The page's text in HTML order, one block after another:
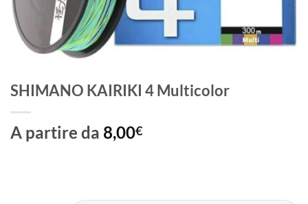
SHIMANO KAIRIKI 4 Multicolor
A partire da 8,00€